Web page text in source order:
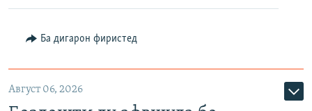
Ба дигарон фиристед
Август 06, 2026